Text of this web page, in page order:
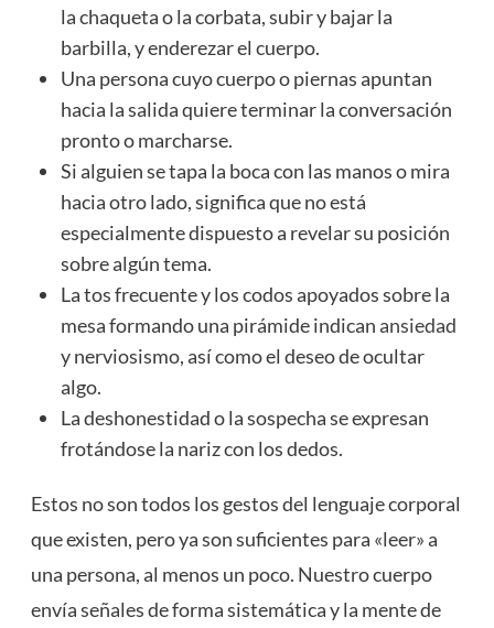
la chaqueta o la corbata, subir y bajar la
barbilla, y enderezar el cuerpo.
Una persona cuyo cuerpo o piernas apuntan
hacia la salida quiere terminar la conversación
pronto o marcharse.
Si alguien se tapa la boca con las manos o mira
hacia otro lado, significa que no está
especialmente dispuesto a revelar su posición
sobre algún tema.
La tos frecuente y los codos apoyados sobre la
mesa formando una pirámide indican ansiedad
y nerviosismo, así como el deseo de ocultar
algo.
La deshonestidad o la sospecha se expresan
frotándose la nariz con los dedos.
Estos no son todos los gestos del lenguaje corporal
que existen, pero ya son suficientes para «leer» a
una persona, al menos un poco. Nuestro cuerpo
envía señales de forma sistemática y la mente de